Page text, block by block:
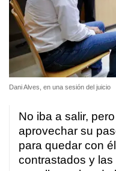
Dani Alves, en una sesión del juicio
No iba a salir,
aprovechar su
para quedar con
contrastados y